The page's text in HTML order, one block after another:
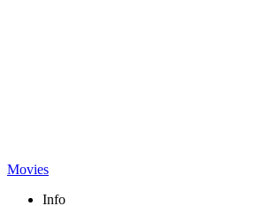
Movies
Info